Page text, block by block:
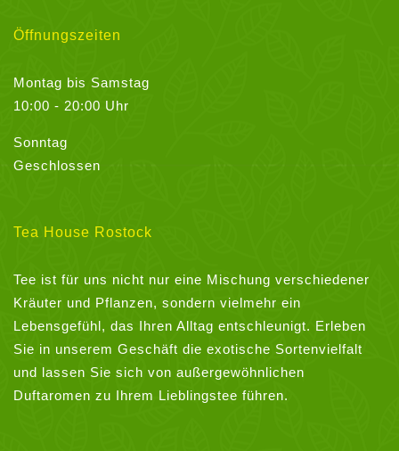
Öffnungszeiten
Montag bis Samstag
10:00 - 20:00 Uhr
Sonntag
Geschlossen
Tea House Rostock
Tee ist für uns nicht nur eine Mischung verschiedener
Kräuter und Pflanzen, sondern vielmehr ein
Lebensgefühl, das Ihren Alltag entschleunigt. Erleben
Sie in unserem Geschäft die exotische Sortenvielfalt
und lassen Sie sich von außergewöhnlichen
Duftaromen zu Ihrem Lieblingstee führen.